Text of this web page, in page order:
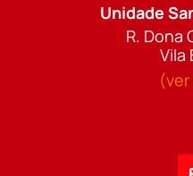
Unidade
R. Dona
Vila
(ver